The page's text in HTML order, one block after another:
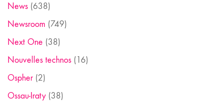
News (638)
Newsroom (749)
Next One (38)
Nouvelles technos (16)
Ospher(2)
Ossau-Iraty (38)